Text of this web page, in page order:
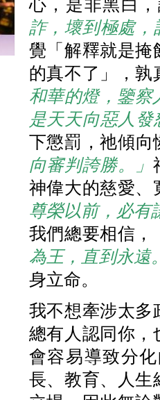
心，是非黑白
詐，壞到極處
覺「解釋就是掩
的真不了」，孰
和華的燈，鑒察
是天天向惡人
下懲罰，祂傾向
向審判誇勝。」
神偉大的慈愛、
尊榮以前，必有
我們總要相信，
為王，直到永遠
身立命。
我不想牽涉太多
總有人認同你，
會容易導致分
長、教育、人生